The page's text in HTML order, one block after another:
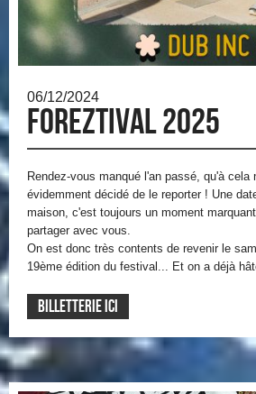
06/12/2024
Foreztival 2025
Rendez-vous manqué l'an passé, qu'à cela
évidemment décidé de le reporter ! Une
maison, c'est toujours un moment
partager avec vous.
On est donc très contents de revenir le
19ème édition du festival... Et on a déjà
Billetterie ici